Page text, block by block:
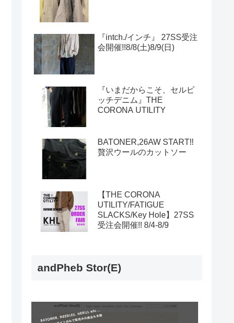
『intch./インチ』 27SS受注
会開催!!8/8(土)8/9(日)
『いまだからこそ、セルビ
ッチデニム』THE
CORONA UTILITY
BATONER,26AW START!!
贅沢ウールのカットソー
【THE CORONA
UTILITY/FATIGUE
SLACKS/Key Hole】27SS
受注会開催!! 8/4-8/9
andPheb Stor(E)